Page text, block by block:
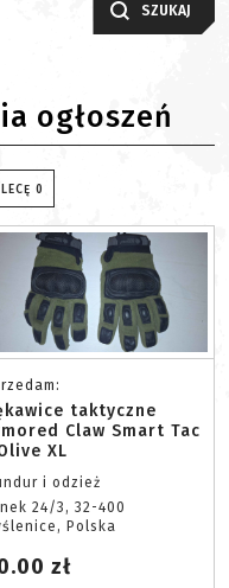
SZUKAJ
ogłoszeń
0
taktyczne
Claw Smart Tac
XL
i odzież
24/3, 32-400
Polska
zł